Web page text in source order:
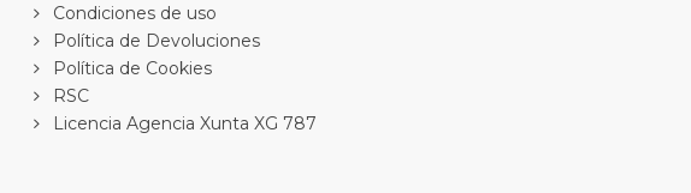
Condiciones de uso
Política de Devoluciones
Política de Cookies
RSC
Licencia Agencia Xunta XG 787